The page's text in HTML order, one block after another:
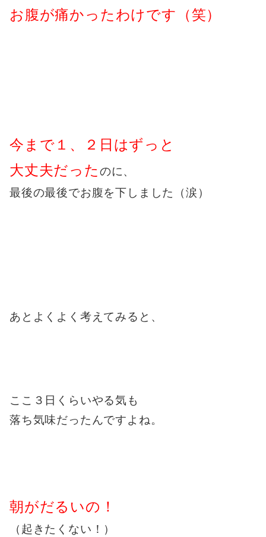
お腹が痛かったわけです（笑）
今まで１、２日はずっと
大丈夫だった のに、
最後の最後でお腹を下しました（涙）
あとよくよく考えてみると、
ここ３日くらいやる気も
落ち気味だったんですよね。
朝がだるいの！
（起きたくない！）